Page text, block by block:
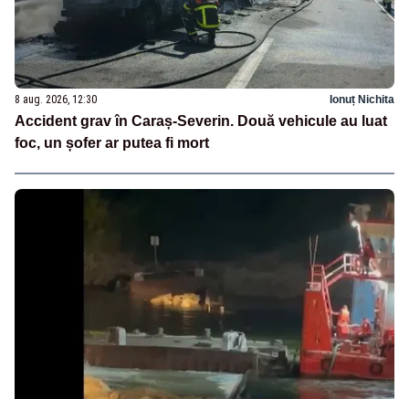
8 aug. 2026, 12:30 Ionuț Nichita
Accident grav în Caraș-Severin. Două vehicule au luat
foc, un șofer ar putea fi mort